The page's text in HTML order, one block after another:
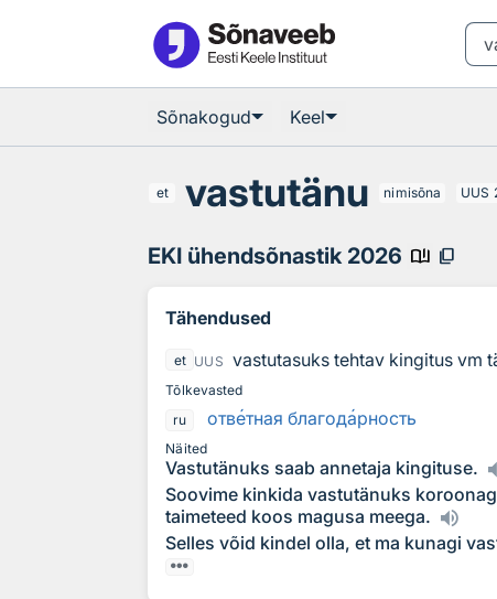
Sõnakogud Keel
et vastutänu nimisõna UUS
EKI ühendsõnastik 2026 book_ribbon content_copy
Tähendused
et UUS vastutasuks tehtav kingitus vm
Tõlkevasted
ru
ответная благодарность
Näited
Vastutänuks saab annetaja kingituse.
Soovime kinkida vastutänuks
taimeteed koos magusa meega.
Selles võid kindel olla, et ma kunagi